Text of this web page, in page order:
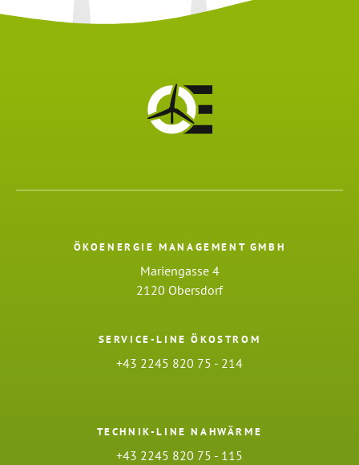
ÖKOENERGIE MANAGEMENT GMBH
Mariengasse 4
2120 Obersdorf
SERVICE-LINE ÖKOSTROM
+43 2245 820 75 - 214
TECHNIK-LINE NAHWÄRME
+43 2245 820 75 - 115